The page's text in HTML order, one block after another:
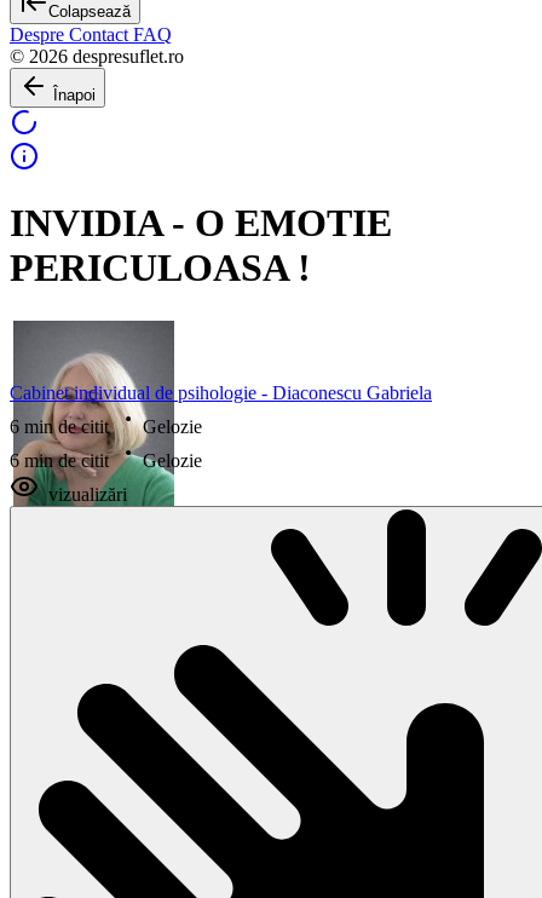
Colapsează
Despre Contact FAQ
© 2026 despresuflet.ro
Înapoi
INVIDIA - O EMOTIE
PERICULOASA !
Cabinet individual de psihologie - Diaconescu Gabriela
6 min de citit
Gelozie
6 min de citit
Gelozie
vizualizări